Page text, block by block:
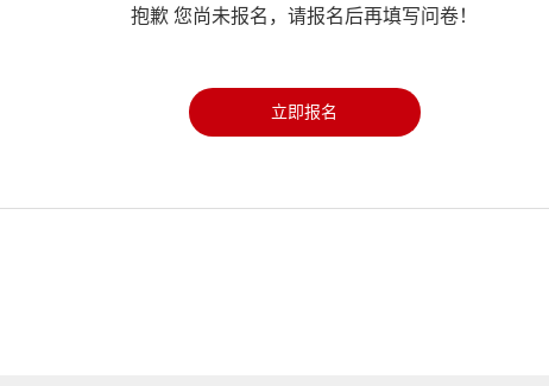
抱歉 您尚未报名，请报名后再填写问卷！
立即报名